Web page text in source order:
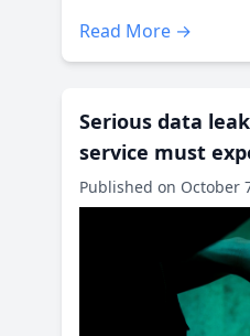
Read More →
Serious data
service must
Published on October